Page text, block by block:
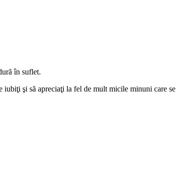
în suflet.
iubiţi şi să apreciaţi la fel de mult micile minuni care se